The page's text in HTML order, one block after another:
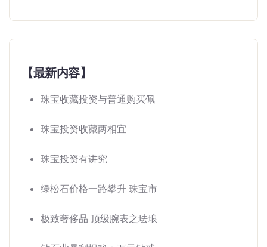
【最新内容】
珠宝收藏投资与普通购买佩
珠宝投资收藏两相宜
珠宝投资有讲究
绿松石价格一路攀升 珠宝市
极致奢侈品 顶级腕表之珐琅